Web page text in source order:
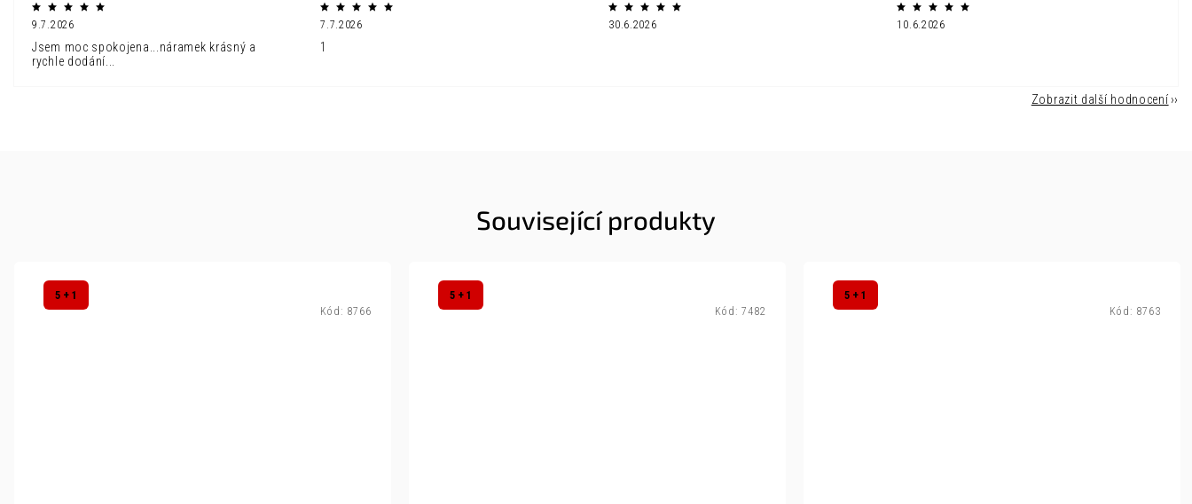
9.7.2026
Jsem moc spokojena...náramek krásný a
rychle dodání...
7.7.2026
1
30.6.2026 10.6.2026
Zobrazit další hodnocení
Související produkty
5 + 1
Kód: 8766
5 + 1
Kód: 7482
5 + 1
Kód: 8763